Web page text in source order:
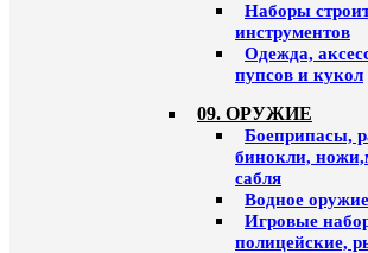
Наборы
инструментов
Одежда,
пупсов и кукол
09. ОРУЖИЕ
Боеприпасы,
бинокли,
сабля
Водное оружие
Игровые
полицейские,